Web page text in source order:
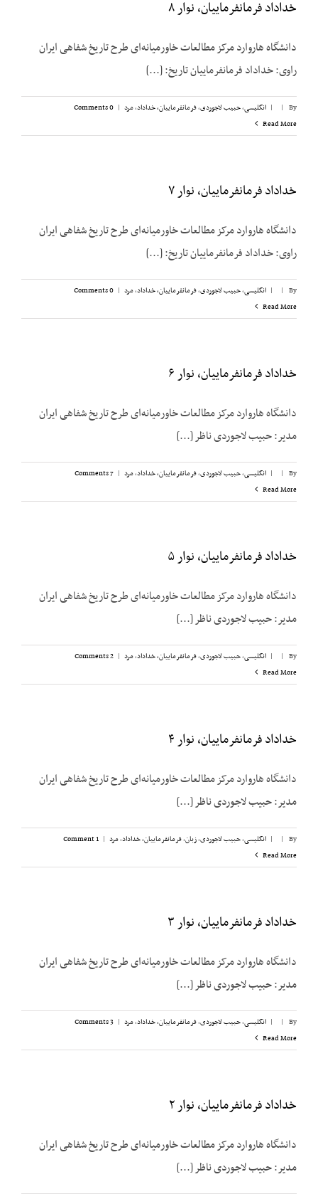
خداداد فرمانفرماییان، نوار ۸
دانشگاه هاروارد مرکز مطالعات خاورمیانه‌ای طرح تاریخ شفاهی ایران
راوی: خداداد فرمانفرماییان تاریخ: [...]
By
|
| انگلیسی,حبیب لاجوردی,فرمانفرماییان، خداداد,مرد |
0 Comments
Read More
خداداد فرمانفرماییان، نوار ۷
دانشگاه هاروارد مرکز مطالعات خاورمیانه‌ای طرح تاریخ شفاهی ایران
راوی: خداداد فرمانفرماییان تاریخ: [...]
By
|
| انگلیسی,حبیب لاجوردی,فرمانفرماییان، خداداد,مرد |
0 Comments
Read More
خداداد فرمانفرماییان، نوار ۶
دانشگاه هاروارد مرکز مطالعات خاورمیانه‌ای طرح تاریخ شفاهی ایران
مدیر: حبیب لاجوردی ناظر [...]
By
|
| انگلیسی,حبیب لاجوردی,فرمانفرماییان، خداداد,مرد |
7 Comments
Read More
خداداد فرمانفرماییان، نوار ۵
دانشگاه هاروارد مرکز مطالعات خاورمیانه‌ای طرح تاریخ شفاهی ایران
مدیر: حبیب لاجوردی ناظر [...]
By
|
| انگلیسی,حبیب لاجوردی,فرمانفرماییان، خداداد,مرد |
2 Comments
Read More
خداداد فرمانفرماییان، نوار ۴
دانشگاه هاروارد مرکز مطالعات خاورمیانه‌ای طرح تاریخ شفاهی ایران
مدیر: حبیب لاجوردی ناظر [...]
By
|
| انگلیسی,حبیب لاجوردی,زبان,فرمانفرماییان، خداداد,مرد |
1 Comment
Read More
خداداد فرمانفرماییان، نوار ۳
دانشگاه هاروارد مرکز مطالعات خاورمیانه‌ای طرح تاریخ شفاهی ایران
مدیر: حبیب لاجوردی ناظر [...]
By
|
| انگلیسی,حبیب لاجوردی,فرمانفرماییان، خداداد,مرد |
3 Comments
Read More
خداداد فرمانفرماییان، نوار ۲
دانشگاه هاروارد مرکز مطالعات خاورمیانه‌ای طرح تاریخ شفاهی ایران
مدیر: حبیب لاجوردی ناظر [...]